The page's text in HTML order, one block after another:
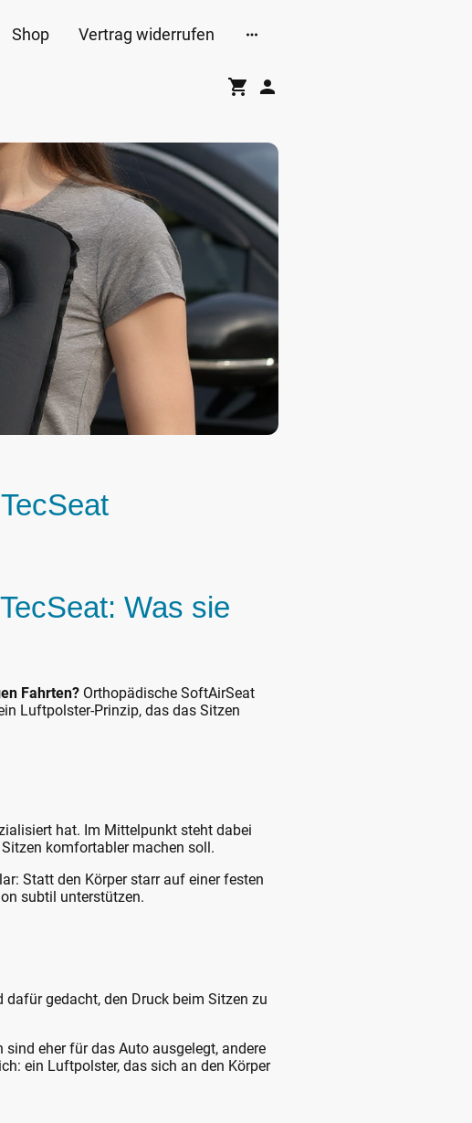
Shop Vertrag widerrufen
Was sie
Fahrten? Orthopädische SoftAirSeat
Luftpolster-Prinzip, das das Sitzen
hat. Im Mittelpunkt steht dabei
komfortabler machen soll.
Statt den Körper starr auf einer festen
subtil unterstützen.
gedacht, den Druck beim Sitzen zu
eher für das Auto ausgelegt, andere
ein Luftpolster, das sich an den Körper